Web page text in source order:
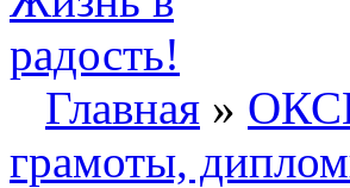
Главная »
грамоты,